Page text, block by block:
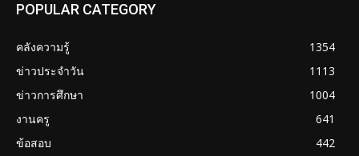
POPULAR CATEGORY
คลังความรู้
1354
ข่าวประจำวัน
1113
ข่าวการศึกษา
1004
งานครู
641
ข้อสอบ
442